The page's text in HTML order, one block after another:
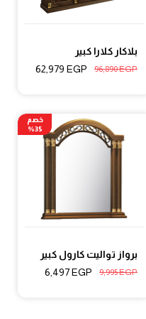
بلاكار كلارا كبير
96,890EGP
62,979 EGP
برواز تواليت كارول كبير
9,995EGP
6,497EGP
خصم
35%